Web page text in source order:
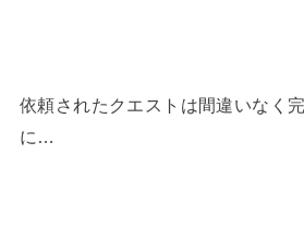
依頼されたクエストは間違いなく
に…